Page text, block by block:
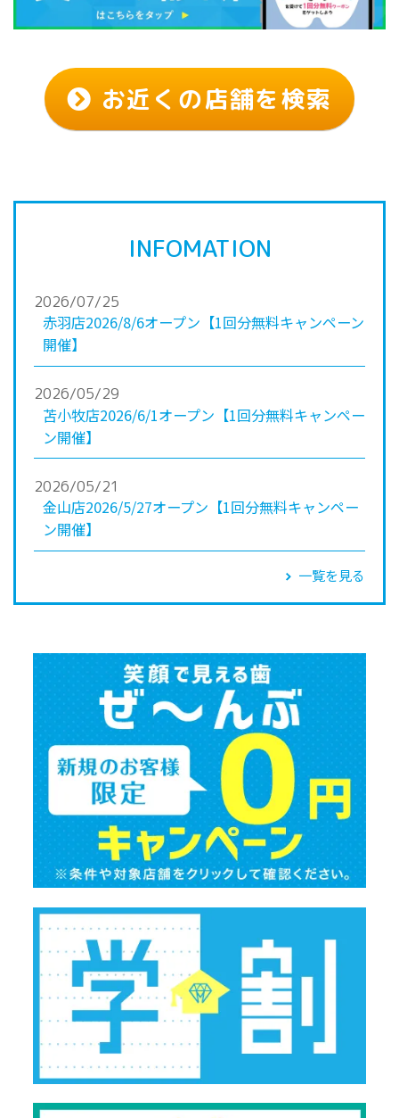
お近くの店舗を検索
INFOMATION
2026/07/25
赤羽店2026/8/6オープン【1回分無料キャンペーン
開催】
2026/05/29
苫小牧店2026/6/1オープン【1回分無料キャンペー
ン開催】
2026/05/21
金山店2026/5/27オープン【1回分無料キャンペー
ン開催】
一覧を見る